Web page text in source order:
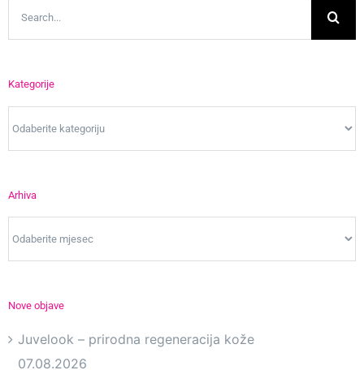
Kategorije
Arhiva
Nove objave
Juvelook – prirodna regeneracija kože
07.08.2026